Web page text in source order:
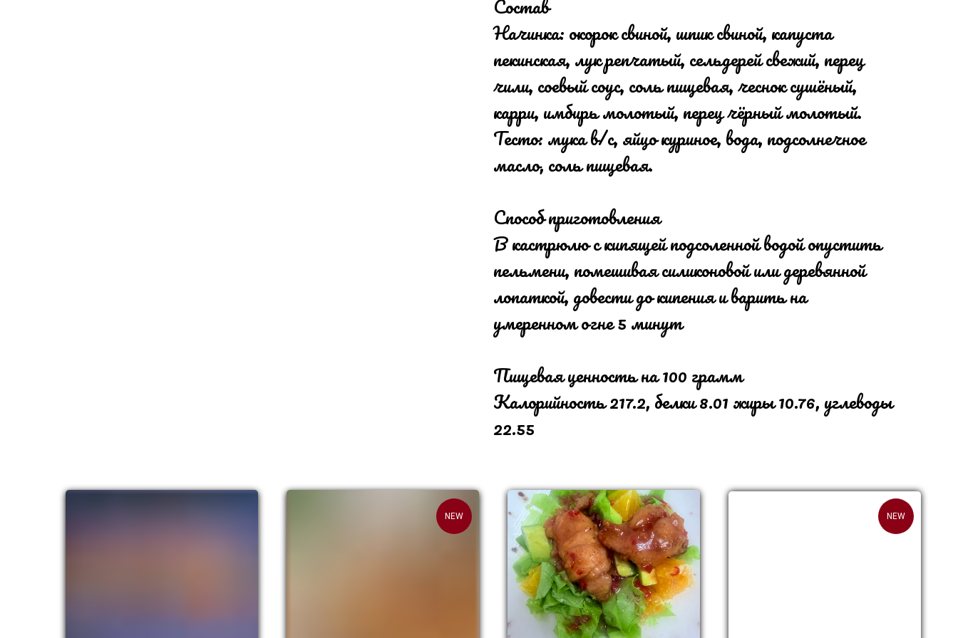
Состав
Начинка: окорок свиной, шпик свиной, капуста
пекинская, лук репчатый, сельдерей свежий, перец
чили, соевый соус, соль пищевая, чеснок сушёный,
карри, имбирь молотый, перец чёрный молотый.
Тесто: мука в/с, яйцо куриное, вода, подсолнечное
масло, соль пищевая.
Способ приготовления
В кастрюлю с кипящей подсоленной водой опустить
пельмени, помешивая силиконовой или деревянной
лопаткой, довести до кипения и варить на
умеренном огне 5 минут
Пищевая ценность на 100 грамм
Калорийность 217.2, белки 8.01 жиры 10.76, углеводы
22.55
NEW NEW